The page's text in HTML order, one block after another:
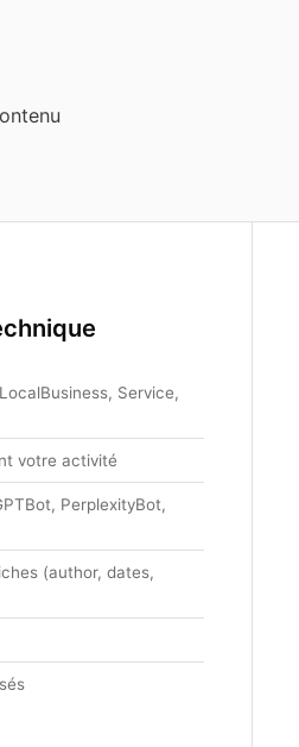
Service,
votre activité
PerplexityBot,
(author, dates,